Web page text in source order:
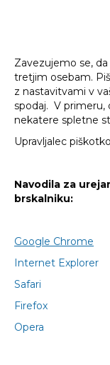
Zavezujemo se,
tretjim osebam.
z nastavitvami v
spodaj. V primeru,
nekatere spletne
Upravljalec
Navodila za
brskalniku:
Google Chrome
Internet Explorer
Safari
Firefox
Opera